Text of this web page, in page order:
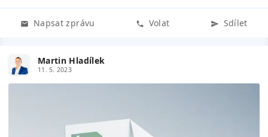
Napsat zprávu Volat Sdílet
Martin Hladílek
11. 5. 2023